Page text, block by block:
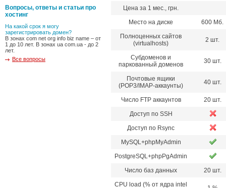
Цена за 1 мес., грн.
Место на диске
600 Мб.
Полноценных сайтов
(virtualhosts)
2 шт.
Субдоменов и
паркованный доменов
30 шт.
Почтовые ящики
(POP3/IMAP-аккаунты)
40 шт.
Число FTP аккаунтов
20 шт.
Доступ по SSH
Доступ по Rsync
MySQL+phpMyAdmin
PostgreSQL+phpPgAdmin
Число баз данных
20 шт.
CPU load (% от ядра intel
Вопросы, ответы и статьи про
хостинг
Hа какой срок я могу
зарегистрировать домен?
В зонах com net org info biz name – от
1 до 10 лет. В зонах ua com.ua - до 2
лет.
Все вопросы